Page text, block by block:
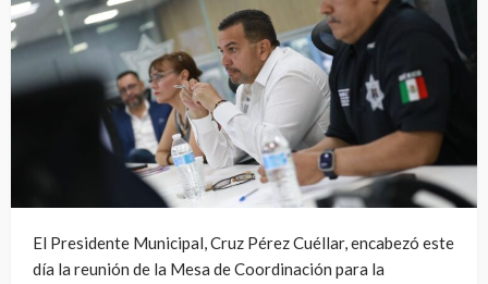
El Presidente Municipal, Cruz Pérez Cuéllar, encabezó este
día la reunión de la Mesa de Coordinación para la